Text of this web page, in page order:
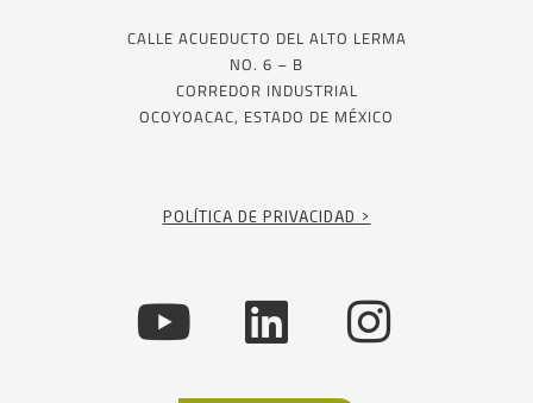
CALLE ACUEDUCTO DEL ALTO LERMA
NO. 6 – B
CORREDOR INDUSTRIAL
OCOYOACAC, ESTADO DE MÉXICO
POLÍTICA DE PRIVACIDAD >